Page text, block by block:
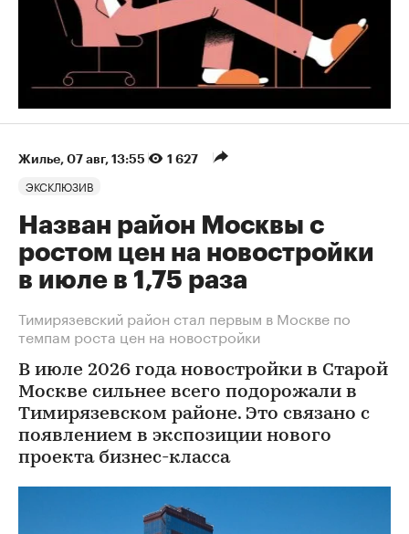
Жилье 07 авг, 13:55 1 627
ЭКСКЛЮЗИВ
Назван район Москвы с
ростом цен на новостройки
в июле в 1,75 раза
Тимирязевский район стал первым в Москве по
темпам роста цен на новостройки
В июле 2026 года новостройки в Старой
Москве сильнее всего подорожали в
Тимирязевском районе. Это связано с
появлением в экспозиции нового
проекта бизнес-класса